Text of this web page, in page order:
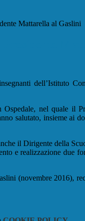
Mattarella al Gaslini
dell’Istituto
nel quale il
salutato, insieme ai
il Dirigente della
e realizzazione due
(novembre 2016),